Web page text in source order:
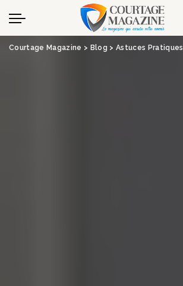
Panneau de gestion des cookies
Courtage Magazine > Blog > Astuces Pratiques